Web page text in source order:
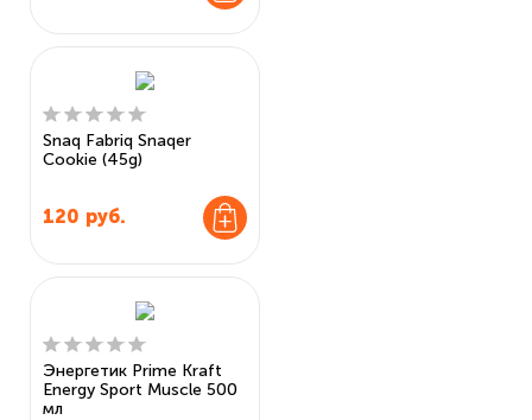
Snaq Fabriq Snaqer
Cookie (45g)
120 руб.
Энергетик Prime Kraft
Energy Sport Muscle 500
мл